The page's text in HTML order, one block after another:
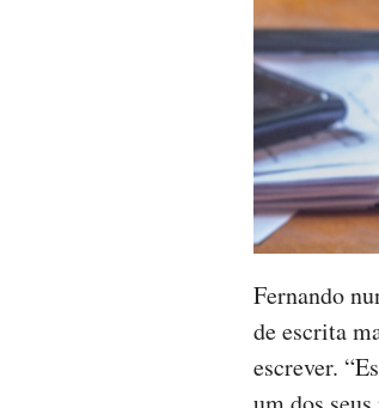
Fernando
de escrita
escrever.